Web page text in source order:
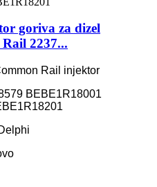
goriva za dizel
2237...
Rail injektor
BEBE1R18001